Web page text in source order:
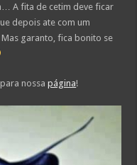
A fita de cetim deve ficar
depois ate com um
garanto, fica bonito se
nossapágina!